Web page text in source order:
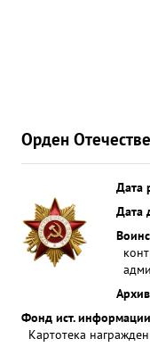
Орден
Дата
Дата
Архив
Фонд ист. информации
Картотека